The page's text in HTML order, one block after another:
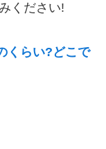
ください!
くらい?どこで